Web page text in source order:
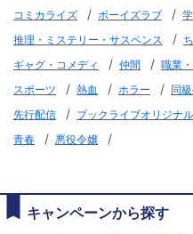
コミカライズ / ボーイズラブ /
推理・ミステリー・サスペンス /
ギャグ・コメディ / 仲間 / 職業
スポーツ / 熱血 / ホラー / 同
先行配信 / ブックライブオリジナル
青春 / 悪役令嬢
/
キャンペーンから探す